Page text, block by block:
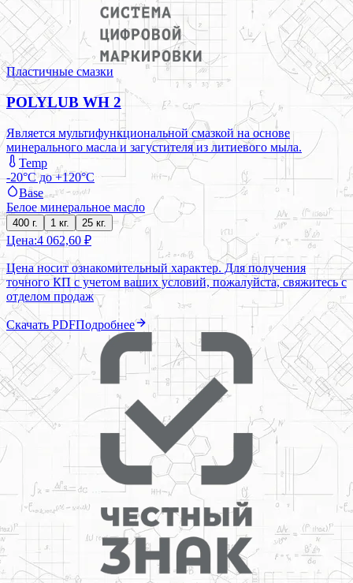
Пластичные смазки
POLYLUB WH 2
Является мультифункциональной смазкой на основе
минерального масла и загустителя из литиевого мыла.
Temp
-20°C до +120°C
Base
Белое минеральное масло
400 г. 1 кг. 25 кг.
Цена:4 062,60 ₽
Цена носит ознакомительный характер. Для получения
точного КП с учетом ваших условий, пожалуйста, свяжитесь с
отделом продаж
Скачать PDFПодробнее